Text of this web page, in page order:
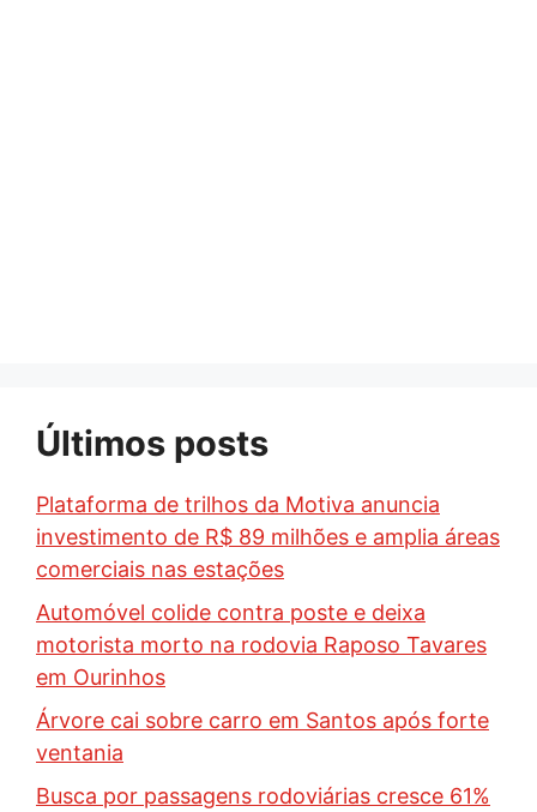
Últimos posts
Plataforma de trilhos da Motiva anuncia
investimento de R$ 89 milhões e amplia áreas
comerciais nas estações
Automóvel colide contra poste e deixa
motorista morto na rodovia Raposo Tavares
em Ourinhos
Árvore cai sobre carro em Santos após forte
ventania
Busca por passagens rodoviárias cresce 61%